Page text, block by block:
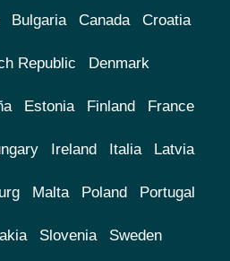
Bulgaria Canada Croatia
Republic Denmark
Estonia Finland France
Ireland Italia Latvia
Malta Poland Portugal
Slovenia Sweden